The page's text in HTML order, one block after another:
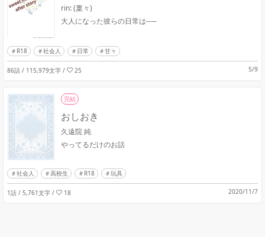
rin: (稟々)
大人になった彼らの日常は──
R18 社会人 日常 甘々
86話 / 115,979文字 / 25 5/9
完結
おしおき
久遠院 純
やってるだけのお話
社会人 高校生 R18 玩具
1話 / 5,761文字 / 18 2020/11/7